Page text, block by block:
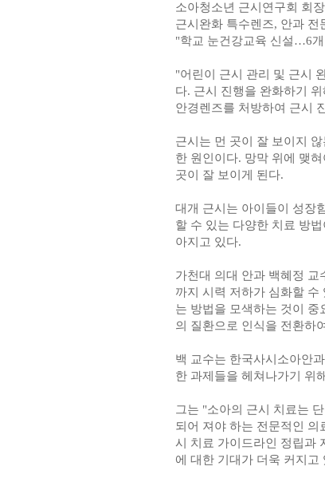
소아청소년 근시연구회 회
근시완화 특수렌즈, 안과 전
"학교 눈건강교육 신설…6
"어린이 근시 관리 및 근시
다. 근시 진행을 완화하기
안경렌즈를 처방하여 근시
근시는 먼 곳이 잘 보이지
한 원인이다. 망막 위에 맺
곳이 잘 보이게 된다.
대개 근시는 아이들이 성장
할 수 있는 다양한 치료 방
아지고 있다.
가천대 의대 안과 백혜정 교
까지 시력 저하가 심화할
는 방법을 모색하는 것이
의 질환으로 인식을 전환하
백 교수는 한국사시소아안
한 과제들을 헤쳐나가기 위
그는 "소아의 근시 치료는
되어 져야 하는 전문적인
시 치료 가이드라인 정립과
에 대한 기대가 더욱 커지고